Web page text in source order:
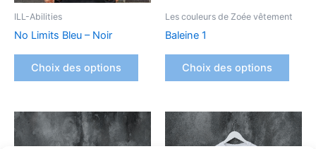
ILL-Abilities
No Limits Bleu – Noir
Choix des options
produit
Les couleurs de Zoée vêtement
Baleine 1
Choix des options
Ce
Ce